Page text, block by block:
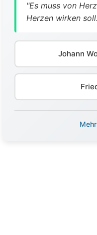
"Es muss von
Herzen wirken
Johann